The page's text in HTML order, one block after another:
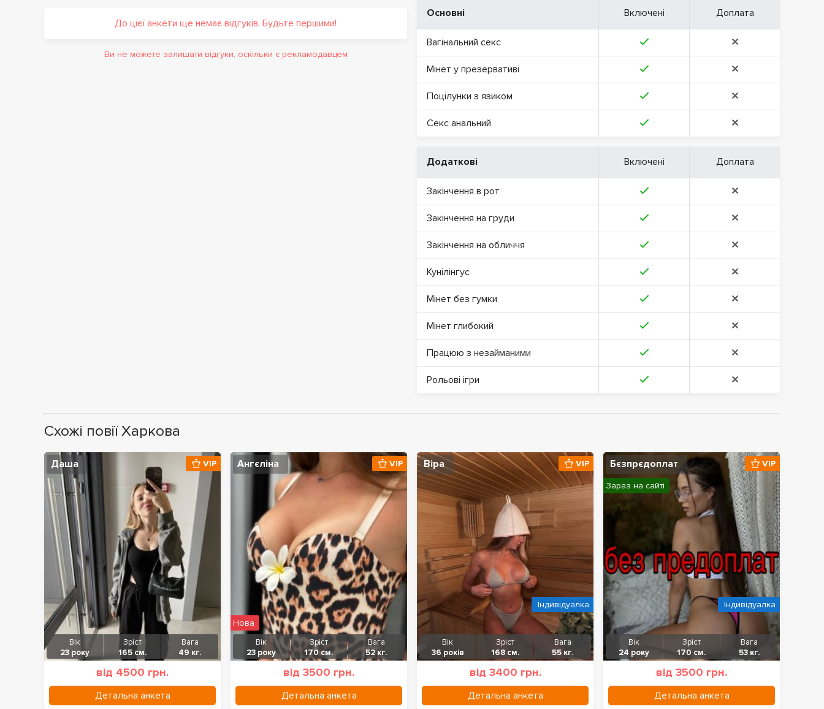
Основні Включені Доплата
Вагінальний секс
Мінет у презервативі
Поцілунки з язиком
Секс анальний
Додаткові Включені Доплата
Закінчення в рот
Закінчення на груди
Закінчення на обличчя
Кунілінгус
Мінет без гумки
Мінет глибокий
Працюю з незайманими
Рольові ігри
До цієї анкети ще немає відгуків. Будьте першими!
Ви не можете залишати відгуки, оскільки є рекламодавцем
Схожі повії Харкова
Даша
Вік
23 року
Зріст
165 см.
Вага
49 кг.
від 4500 грн.
Детальна анкета
VIP Ангєліна
Вік
23 року
Зріст
170 см.
Вага
52 кг.
від 3500 грн.
Детальна анкета
VIP
Нова
Віра
Вік
36 років
Зріст
168 см.
Вага
55 кг.
від 3400 грн.
Детальна анкета
VIP
Індивідуалка
Бєзпрєдоплат
Вік
24 року
Зріст
170 см.
Вага
53 кг.
від 3500 грн.
Детальна анкета
VIP
Зараз на сайті
Індивідуалка